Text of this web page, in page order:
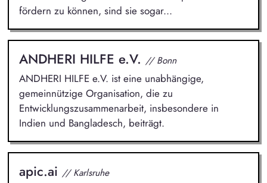
fördern zu können, sind sie sogar...
ANDHERI HILFE e.V. // Bonn
ANDHERI HILFE e.V. ist eine unabhängige,
gemeinnützige Organisation, die zu
Entwicklungszusammenarbeit, insbesondere in
Indien und Bangladesch, beiträgt.
apic.ai // Karlsruhe